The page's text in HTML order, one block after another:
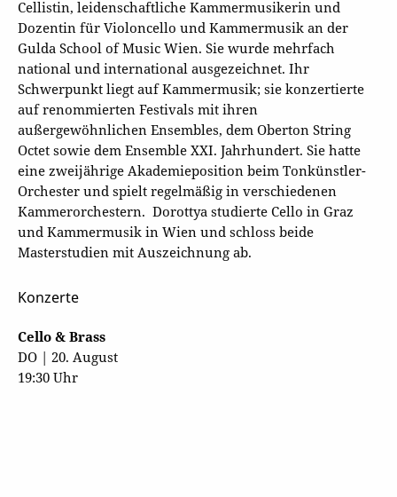
Cellistin, leidenschaftliche Kammermusikerin und
Dozentin für Violoncello und Kammermusik an der
Gulda School of Music Wien. Sie wurde mehrfach
national und international ausgezeichnet. Ihr
Schwerpunkt liegt auf Kammermusik; sie konzertierte
auf renommierten Festivals mit ihren
außergewöhnlichen Ensembles, dem Oberton String
Octet sowie dem Ensemble XXI. Jahrhundert. Sie hatte
eine zweijährige Akademieposition beim Tonkünstler-
Orchester und spielt regelmäßig in verschiedenen
Kammerorchestern. Dorottya studierte Cello in Graz
und Kammermusik in Wien und schloss beide
Masterstudien mit Auszeichnung ab.
Konzerte
Cello & Brass
DO | 20. August
19:30 Uhr